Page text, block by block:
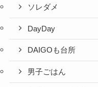
ソレダメ
DayDay
DAIGOも台所
男子ごはん